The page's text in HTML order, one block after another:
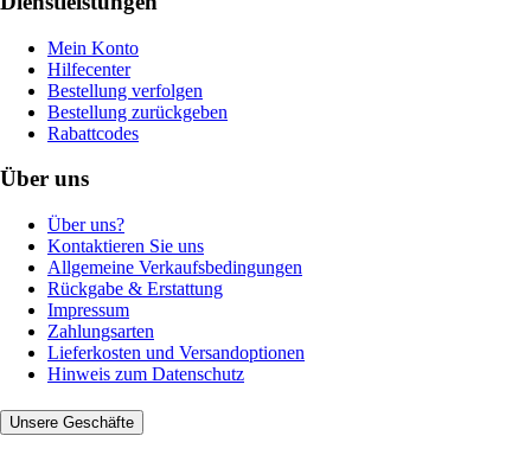
Mein Konto
Hilfecenter
Bestellung verfolgen
Bestellung zurückgeben
Rabattcodes
Über uns
Über uns?
Kontaktieren Sie uns
Allgemeine Verkaufsbedingungen
Rückgabe & Erstattung
Impressum
Zahlungsarten
Lieferkosten und Versandoptionen
Hinweis zum Datenschutz
Unsere Geschäfte